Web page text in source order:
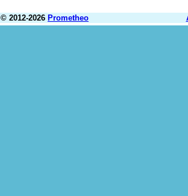
© 2012-2026 Prometheo